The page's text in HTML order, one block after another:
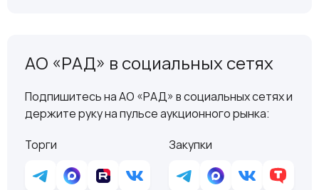
АО «РАД» в социальных сетях
Подпишитесь на АО «РАД» в социальных сетях и
держите руку на пульсе аукционного рынка:
Торги
Закупки